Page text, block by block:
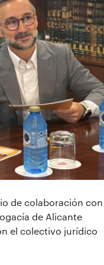
de colaboración con
de Alicante
el colectivo jurídico